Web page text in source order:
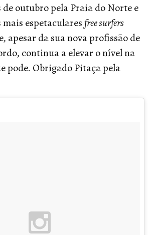
outubro pela Praia do Norte e
espetacularesfree surfers
apesar da sua nova profissão de
continua a elevar o nível na
pode. Obrigado Pitaça pela